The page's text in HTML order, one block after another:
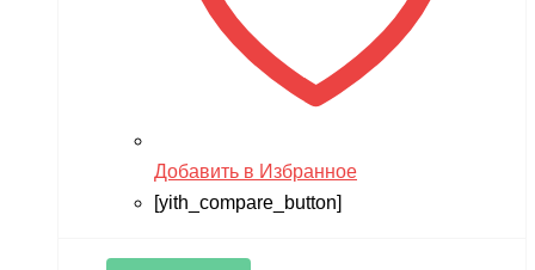
Добавить в Избранное
[yith_compare_button]